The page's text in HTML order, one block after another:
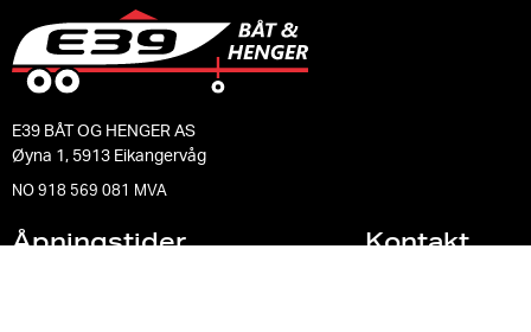
E39 BÅT OG HENGER AS
Øyna 1, 5913 Eikangervåg
NO 918 569 081 MVA
Åpningstider Kontakt